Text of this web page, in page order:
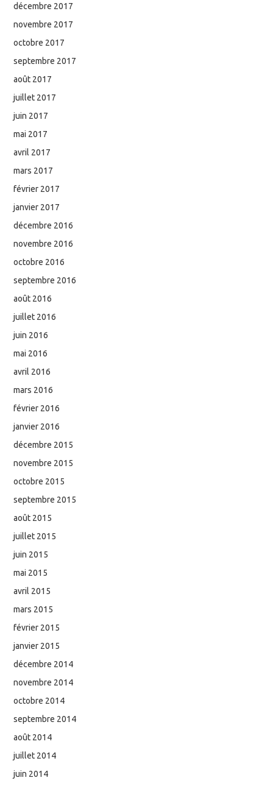
décembre 2017
novembre 2017
octobre 2017
septembre 2017
août 2017
juillet 2017
juin 2017
mai 2017
avril 2017
mars 2017
février 2017
janvier 2017
décembre 2016
novembre 2016
octobre 2016
septembre 2016
août 2016
juillet 2016
juin 2016
mai 2016
avril 2016
mars 2016
février 2016
janvier 2016
décembre 2015
novembre 2015
octobre 2015
septembre 2015
août 2015
juillet 2015
juin 2015
mai 2015
avril 2015
mars 2015
février 2015
janvier 2015
décembre 2014
novembre 2014
octobre 2014
septembre 2014
août 2014
juillet 2014
juin 2014